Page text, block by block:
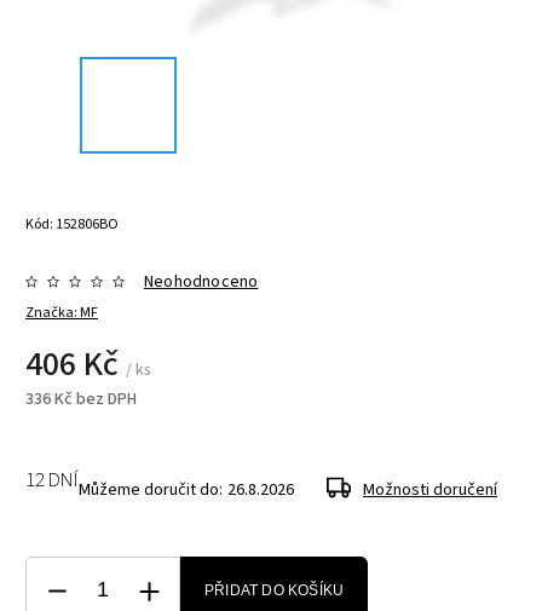
Kód: 152806BO
Značka:MF
Neohodnoceno
406 Kč / ks
336 Kč bez DPH
12 DNÍMůžeme doručit do: 26.8.2026 Možnosti doručení
PŘIDAT DO KOŠÍKU